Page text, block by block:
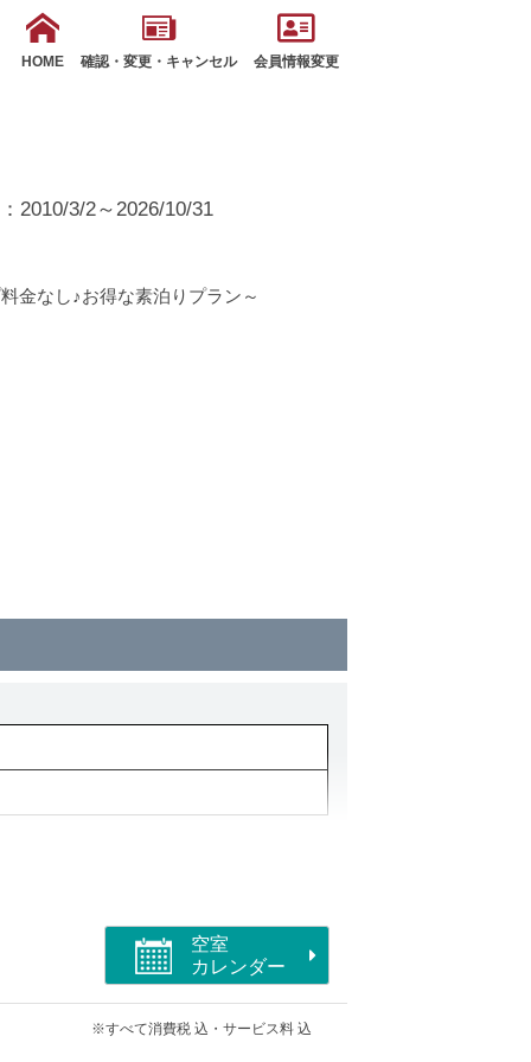
HOME 確認・変更・キャンセル 会員情報変更
2010/3/2～2026/10/31
金なし♪お得な素泊りプラン～
空室
カレンダー
※すべて消費税 込・サービス料 込